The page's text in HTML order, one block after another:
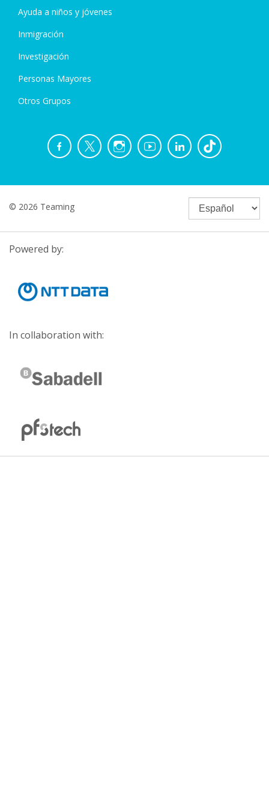
Ayuda a niños y jóvenes
Inmigración
Investigación
Personas Mayores
Otros Grupos
© 2026 Teaming
Powered by:
In collaboration with: